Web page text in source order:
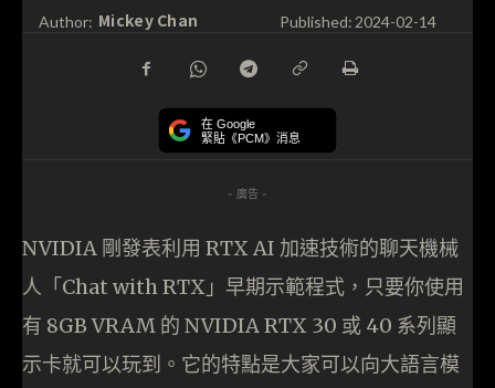
Author: Mickey Chan Published: 2024-02-14
在 Google
緊貼《PCM》消息
- 廣告 -
NVIDIA 剛發表利用 RTX AI 加速技術的聊天機械
人「Chat with RTX」早期示範程式，只要你使用
有 8GB VRAM 的 NVIDIA RTX 30 或 40 系列顯
示卡就可以玩到。它的特點是大家可以向大語言模